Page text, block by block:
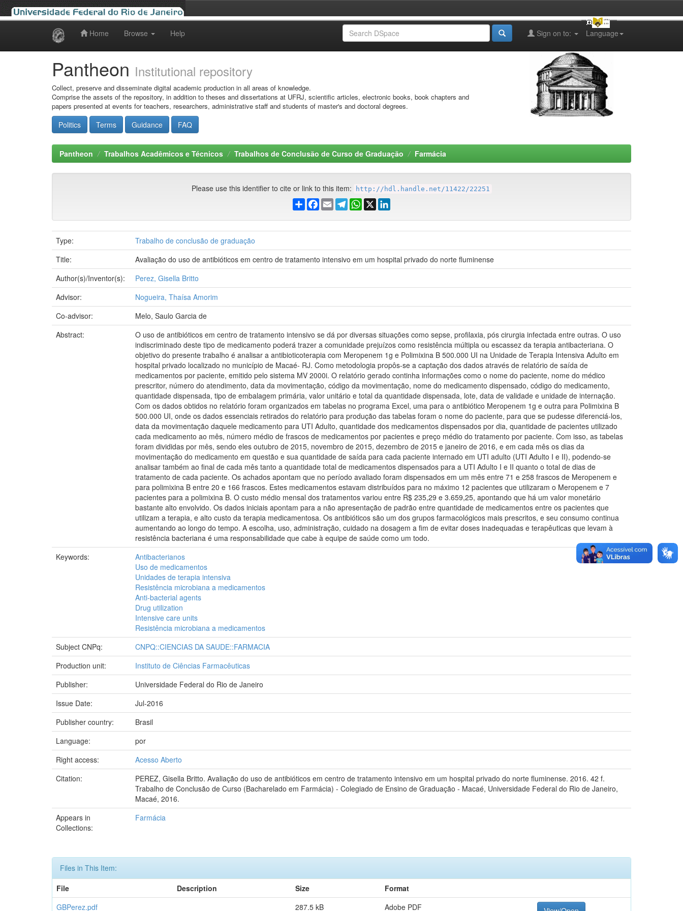
Home Browse Help Language
Sign on to:
Pantheon Institutional repository
Collect, preserve and disseminate digital academic production in all areas of knowledge.
Comprise the assets of the repository, in addition to theses and dissertations at UFRJ, scientific articles, electronic books, book chapters and
papers presented at events for teachers, researchers, administrative staff and students of master's and doctoral degrees.
Politics Terms Guidance FAQ
Pantheon Trabalhos Acadêmicos e Técnicos Trabalhos de Conclusão de Curso de Graduação Farmácia
Please use this identifier to cite or link to this item: http://hdl.handle.net/11422/22251
ShareFacebook
EmailTelegramWhatsApp
X
Type:
Trabalho de conclusão de graduação
Title:
Avaliação do uso de antibióticos em centro de tratamento intensivo em um hospital privado do norte fluminense
Author(s)/Inventor(s):
Perez, Gisella Britto
Advisor:
Nogueira, Thaísa Amorim
Co-advisor:
Melo, Saulo Garcia de
Abstract:
O uso de antibióticos em centro de tratamento intensivo se dá por diversas situações como sepse, profilaxia, pós cirurgia infectada entre outras. O uso
indiscriminado deste tipo de medicamento poderá trazer a comunidade prejuízos como resistência múltipla ou escassez da terapia antibacteriana. O
objetivo do presente trabalho é analisar a antibioticoterapia com Meropenem 1g e Polimixina B 500.000 UI na Unidade de Terapia Intensiva Adulto em
hospital privado localizado no município de Macaé- RJ. Como metodologia propôs-se a captação dos dados através de relatório de saída de
medicamentos por paciente, emitido pelo sistema MV 2000i. O relatório gerado continha informações como o nome do paciente, nome do médico
prescritor, número do atendimento, data da movimentação, código da movimentação, nome do medicamento dispensado, código do medicamento,
quantidade dispensada, tipo de embalagem primária, valor unitário e total da quantidade dispensada, lote, data de validade e unidade de internação.
Com os dados obtidos no relatório foram organizados em tabelas no programa Excel, uma para o antibiótico Meropenem 1g e outra para Polimixina B
500.000 UI, onde os dados essenciais retirados do relatório para produção das tabelas foram o nome do paciente, para que se pudesse diferenciá-los,
data da movimentação daquele medicamento para UTI Adulto, quantidade dos medicamentos dispensados por dia, quantidade de pacientes utilizado
cada medicamento ao mês, número médio de frascos de medicamentos por pacientes e preço médio do tratamento por paciente. Com isso, as tabelas
foram divididas por mês, sendo eles outubro de 2015, novembro de 2015, dezembro de 2015 e janeiro de 2016, e em cada mês os dias da
movimentação do medicamento em questão e sua quantidade de saída para cada paciente internado em UTI adulto (UTI Adulto I e II), podendo-se
analisar também ao final de cada mês tanto a quantidade total de medicamentos dispensados para a UTI Adulto I e II quanto o total de dias de
tratamento de cada paciente. Os achados apontam que no período avaliado foram dispensados em um mês entre 71 e 258 frascos de Meropenem e
para polimixina B entre 20 e 166 frascos. Estes medicamentos estavam distribuídos para no máximo 12 pacientes que utilizaram o Meropenem e 7
pacientes para a polimixina B. O custo médio mensal dos tratamentos variou entre R$ 235,29 e 3.659,25, apontando que há um valor monetário
bastante alto envolvido. Os dados iniciais apontam para a não apresentação de padrão entre quantidade de medicamentos entre os pacientes que
utilizam a terapia, e alto custo da terapia medicamentosa. Os antibióticos são um dos grupos farmacológicos mais prescritos, e seu consumo continua
aumentando ao longo do tempo. A escolha, uso, administração, cuidado na dosagem a fim de evitar doses inadequadas e terapêuticas que levam à
resistência bacteriana é uma responsabilidade que cabe à equipe de saúde como um todo.
Keywords:
Antibacterianos
Uso de medicamentos
Unidades de terapia intensiva
Resistência microbiana a medicamentos
Anti-bacterial agents
Drug utilization
Intensive care units
Resistência microbiana a medicamentos
Subject CNPq:
CNPQ::CIENCIAS DA SAUDE::FARMACIA
Production unit:
Instituto de Ciências Farmacêuticas
Publisher:
Universidade Federal do Rio de Janeiro
Issue Date:
Jul-2016
Publisher country:
Brasil
Language:
por
Right access:
Acesso Aberto
Citation:
PEREZ, Gisella Britto. Avaliação do uso de antibióticos em centro de tratamento intensivo em um hospital privado do norte fluminense. 2016. 42 f.
Trabalho de Conclusão de Curso (Bacharelado em Farmácia) - Colegiado de Ensino de Graduação - Macaé, Universidade Federal do Rio de Janeiro,
Macaé, 2016.
Appears in
Collections:
Farmácia
Files in This Item:
File
Description Size
Format
GBPerez.pdf
287.5 kB Adobe PDF